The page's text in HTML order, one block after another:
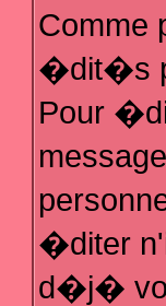
Comme
�dit�s
Pour
�diter
d�j�